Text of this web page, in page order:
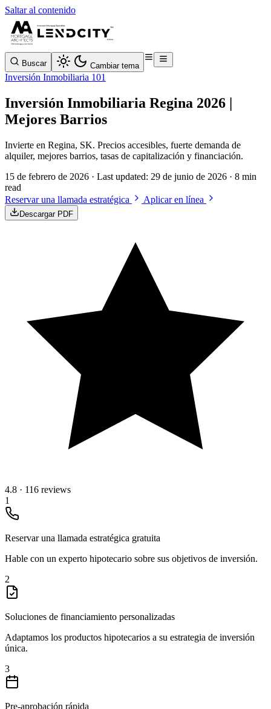
Saltar al contenido
Buscar Cambiar tema
Inversión Inmobiliaria 101
Inversión Inmobiliaria Regina 2026 |
Mejores Barrios
Invierte en Regina, SK. Precios accesibles, fuerte demanda de
alquiler, mejores barrios, tasas de capitalización y financiación.
15 de febrero de 2026 · Last updated: 29 de junio de 2026 · 8 min
read
Reservar una llamada estratégica
Aplicar en línea
Descargar PDF
4.8 · 116 reviews
1
Reservar una llamada estratégica gratuita
Hable con un experto hipotecario sobre sus objetivos de inversión.
2
Soluciones de financiamiento personalizadas
Adaptamos los productos hipotecarios a su estrategia de inversión
única.
3
Pre-aprobación rápida